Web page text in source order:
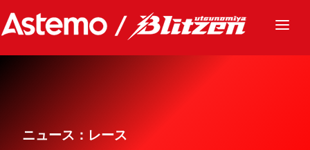
ニュース
グッズ
ニュース：レース